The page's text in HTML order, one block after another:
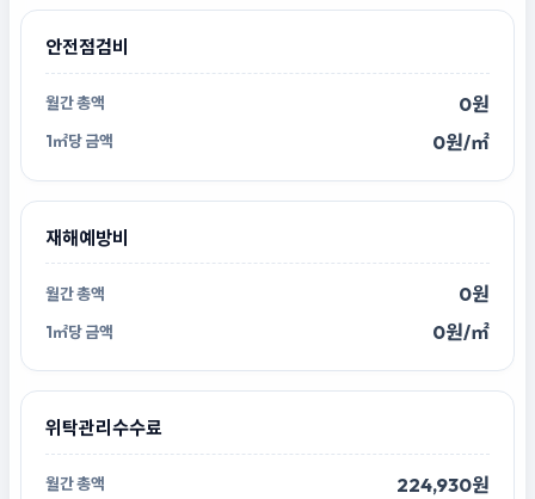
안전점검비
0원
0원/㎡
재해예방비
0원
0원/㎡
위탁관리수수료
224,930원